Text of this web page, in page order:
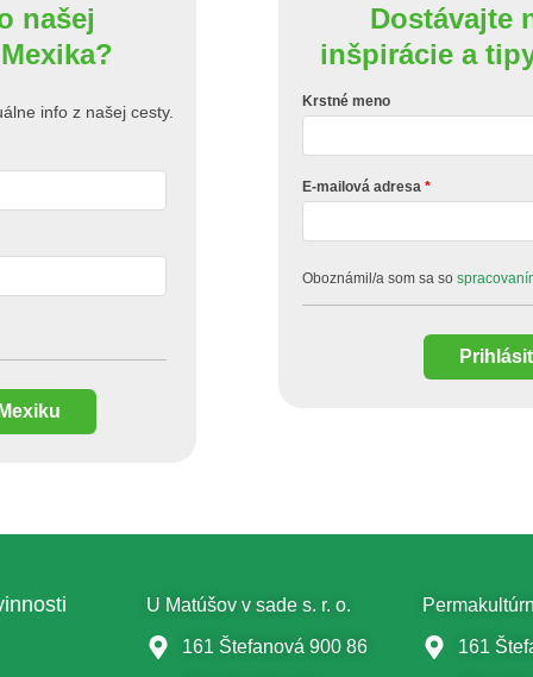
našej
info z našej cesty.
Dostávajte
inšpirácie a
Krstné meno
E-mailová adresa
Oboznámil/a som sa so
U Matúšov v sade s. r. o.
161 Štefanová 900 86 161